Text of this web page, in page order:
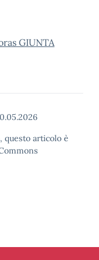
GIUNTA
questo articolo è